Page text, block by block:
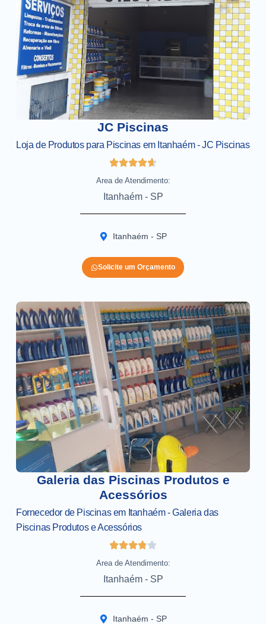
JC Piscinas
Loja de Produtos para Piscinas em Itanhaém - JC Piscinas
Area de Atendimento:
Itanhaém - SP
Itanhaém - SP
Solicite um Orçamento
Galeria das Piscinas Produtos e
Acessórios
Fornecedor de Piscinas em Itanhaém - Galeria das
Piscinas Produtos e Acessórios
Area de Atendimento:
Itanhaém - SP
Itanhaém - SP